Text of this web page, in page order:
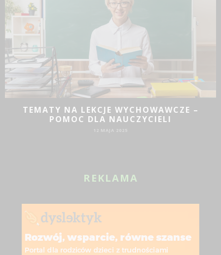
TEMATY NA LEKCJE WYCHOWAWCZE –
POMOC DLA NAUCZYCIELI
12 MAJA 2025
REKLAMA